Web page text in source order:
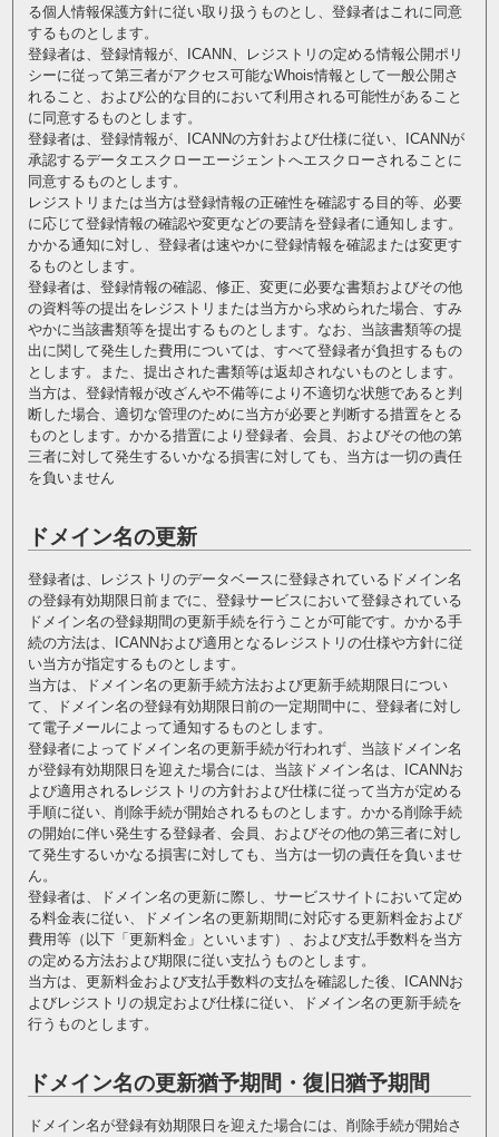
る個人情報保護方針に従い取り扱うものとし、登録者はこれに同意
するものとします。
登録者は、登録情報が、ICANN、レジストリの定める情報公開ポリ
シーに従って第三者がアクセス可能なWhois情報として一般公開さ
れること、および公的な目的において利用される可能性があること
に同意するものとします。
登録者は、登録情報が、ICANNの方針および仕様に従い、ICANNが
承認するデータエスクローエージェントへエスクローされることに
同意するものとします。
レジストリまたは当方は登録情報の正確性を確認する目的等、必要
に応じて登録情報の確認や変更などの要請を登録者に通知します。
かかる通知に対し、登録者は速やかに登録情報を確認または変更す
るものとします。
登録者は、登録情報の確認、修正、変更に必要な書類およびその他
の資料等の提出をレジストリまたは当方から求められた場合、すみ
やかに当該書類等を提出するものとします。なお、当該書類等の提
出に関して発生した費用については、すべて登録者が負担するもの
とします。また、提出された書類等は返却されないものとします。
当方は、登録情報が改ざんや不備等により不適切な状態であると判
断した場合、適切な管理のために当方が必要と判断する措置をとる
ものとします。かかる措置により登録者、会員、およびその他の第
三者に対して発生するいかなる損害に対しても、当方は一切の責任
を負いません
ドメイン名の更新
登録者は、レジストリのデータベースに登録されているドメイン名
の登録有効期限日前までに、登録サービスにおいて登録されている
ドメイン名の登録期間の更新手続を行うことが可能です。かかる手
続の方法は、ICANNおよび適用となるレジストリの仕様や方針に従
い当方が指定するものとします。
当方は、ドメイン名の更新手続方法および更新手続期限日につい
て、ドメイン名の登録有効期限日前の一定期間中に、登録者に対し
て電子メールによって通知するものとします。
登録者によってドメイン名の更新手続が行われず、当該ドメイン名
が登録有効期限日を迎えた場合には、当該ドメイン名は、ICANNお
よび適用されるレジストリの方針および仕様に従って当方が定める
手順に従い、削除手続が開始されるものとします。かかる削除手続
の開始に伴い発生する登録者、会員、およびその他の第三者に対し
て発生するいかなる損害に対しても、当方は一切の責任を負いませ
ん。
登録者は、ドメイン名の更新に際し、サービスサイトにおいて定め
る料金表に従い、ドメイン名の更新期間に対応する更新料金および
費用等（以下「更新料金」といいます）、および支払手数料を当方
の定める方法および期限に従い支払うものとします。
当方は、更新料金および支払手数料の支払を確認した後、ICANNお
よびレジストリの規定および仕様に従い、ドメイン名の更新手続を
行うものとします。
ドメイン名の更新猶予期間・復旧猶予期間
ドメイン名が登録有効期限日を迎えた場合には、削除手続が開始さ